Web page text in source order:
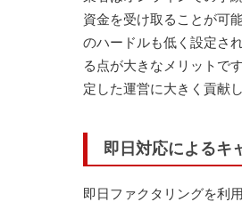
資金を受け取ることが可
のハードルも低く設定さ
る点が大きなメリットで
定した運営に大きく貢献
即日対応によるキ
即日ファクタリングを利